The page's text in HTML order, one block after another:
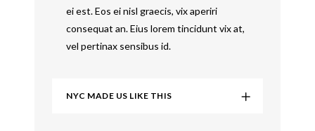
ei est. Eos ei nisl graecis, vix aperiri
consequat an. Eius lorem tincidunt vix at,
vel pertinax sensibus id.
NYC MADE US LIKE THIS